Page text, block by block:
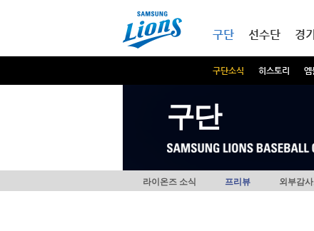
구단
구단소식 히스토리 엠
선수단 경
구단
라이온즈 소식 프리뷰 외부감